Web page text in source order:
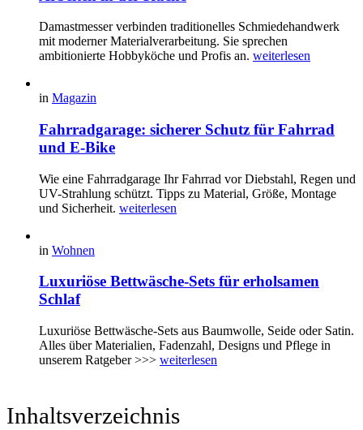
Damastmesser verbinden traditionelles Schmiedehandwerk
mit moderner Materialverarbeitung. Sie sprechen
ambitionierte Hobbyköche und Profis an. weiterlesen
in Magazin
Fahrradgarage: sicherer Schutz für Fahrrad
und E-Bike
Wie eine Fahrradgarage Ihr Fahrrad vor Diebstahl, Regen und
UV-Strahlung schützt. Tipps zu Material, Größe, Montage
und Sicherheit. weiterlesen
in Wohnen
Luxuriöse Bettwäsche-Sets für erholsamen
Schlaf
Luxuriöse Bettwäsche-Sets aus Baumwolle, Seide oder Satin.
Alles über Materialien, Fadenzahl, Designs und Pflege in
unserem Ratgeber >>> weiterlesen
Inhaltsverzeichnis